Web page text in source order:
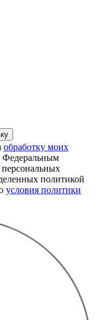
обработку моих
Федеральным
политикой
условия политики